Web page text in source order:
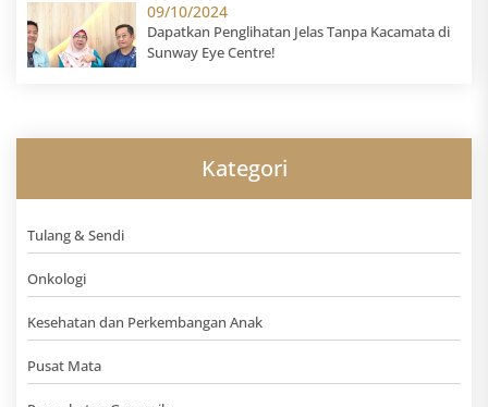
09/10/2024
Dapatkan Penglihatan Jelas Tanpa Kacamata di
Sunway Eye Centre!
Kategori
Tulang & Sendi
Onkologi
Kesehatan dan Perkembangan Anak
Pusat Mata